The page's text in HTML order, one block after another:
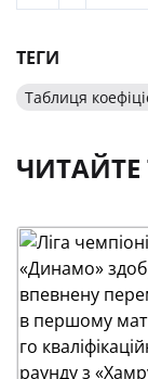
ТЕГИ
Таблиця